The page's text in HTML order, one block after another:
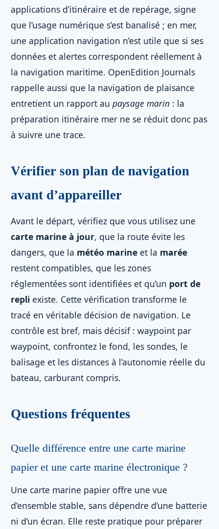
applications d’itinéraire et de repérage, signe
que l’usage numérique s’est banalisé ; en mer,
une application navigation n’est utile que si ses
données et alertes correspondent réellement à
la navigation maritime. OpenEdition Journals
rappelle aussi que la navigation de plaisance
entretient un rapport au paysage marin : la
préparation itinéraire mer ne se réduit donc pas
à suivre une trace.
Vérifier son plan de navigation
avant d’appareiller
Avant le départ, vérifiez que vous utilisez une
carte marine à jour, que la route évite les
dangers, que la météo marine et la marée
restent compatibles, que les zones
réglementées sont identifiées et qu’un port de
repli existe. Cette vérification transforme le
tracé en véritable décision de navigation. Le
contrôle est bref, mais décisif : waypoint par
waypoint, confrontez le fond, les sondes, le
balisage et les distances à l’autonomie réelle du
bateau, carburant compris.
Questions fréquentes
Quelle différence entre une carte marine
papier et une carte marine électronique ?
Une carte marine papier offre une vue
d’ensemble stable, sans dépendre d’une batterie
ni d’un écran. Elle reste pratique pour préparer